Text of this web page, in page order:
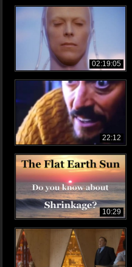
02:19:05
22:12
10:29